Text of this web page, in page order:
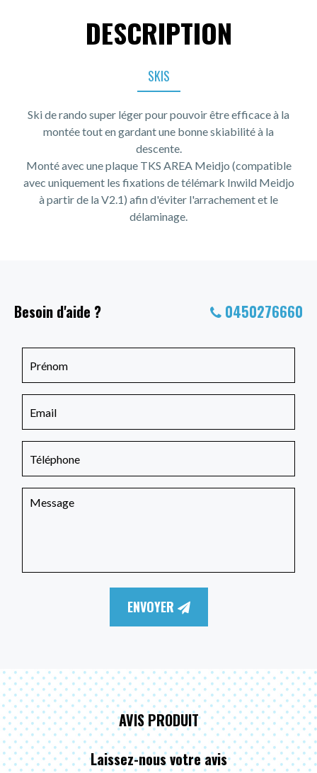
DESCRIPTION
SKIS
Ski de rando super léger pour pouvoir être efficace à la
montée tout en gardant une bonne skiabilité à la
descente.
Monté avec une plaque TKS AREA Meidjo (compatible
avec uniquement les fixations de télémark Inwild Meidjo
à partir de la V2.1) afin d'éviter l'arrachement et le
délaminage.
Besoin d'aide ? 0450276660
ENVOYER
AVIS PRODUIT
Laissez-nous votre avis